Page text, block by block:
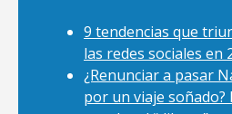
9 tendencias que
las redes sociales en
¿Renunciar a pasar
por un viaje soñado?